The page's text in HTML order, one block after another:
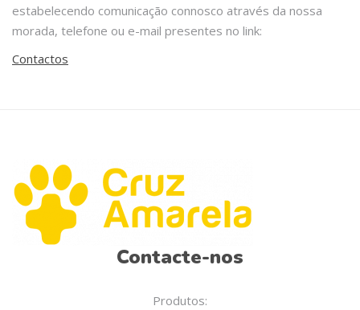
estabelecendo comunicação connosco através da nossa
morada, telefone ou e-mail presentes no link:
Contactos
Contacte-nos
Produtos: